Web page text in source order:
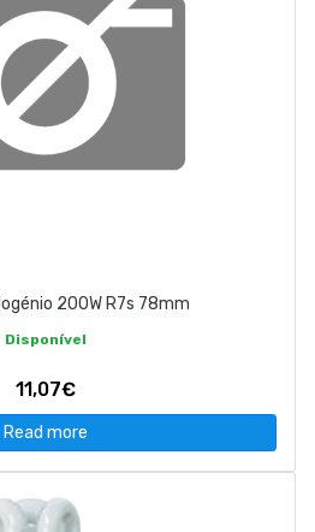
200W R7s 78mm
Disponível
11,07€
Read more